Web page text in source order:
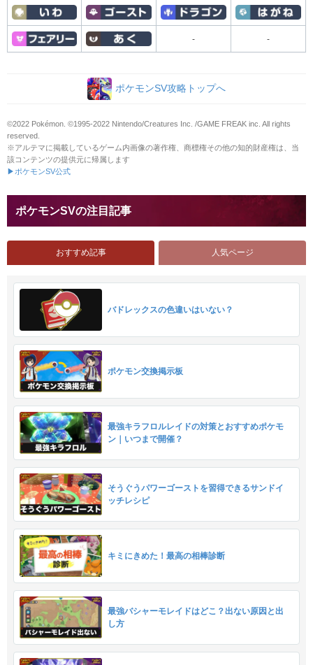
- -
ポケモンSV攻略トップへ
©2022 Pokémon. ©1995-2022 Nintendo/Creatures Inc. /GAME FREAK inc. All rights
reserved.
※アルテマに掲載しているゲーム内画像の著作権、商標権その他の知的財産権は、当
該コンテンツの提供元に帰属します
▶ポケモンSV公式
ポケモンSVの注目記事
おすすめ記事 人気ページ
バドレックスの色違いはいない？
ポケモン交換掲示板
最強キラフロルレイドの対策とおすすめポケモ
ン｜いつまで開催？
そうぐうパワーゴーストを習得できるサンドイ
ッチレシピ
キミにきめた！最高の相棒診断
最強バシャーモレイドはどこ？出ない原因と出
し方